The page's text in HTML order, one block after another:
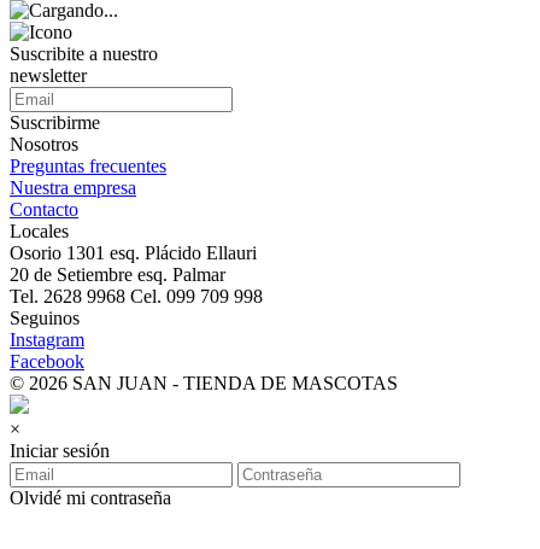
Suscribite a nuestro
newsletter
Suscribirme
Nosotros
Preguntas frecuentes
Nuestra empresa
Contacto
Locales
Osorio 1301 esq. Plácido Ellauri
20 de Setiembre esq. Palmar
Tel. 2628 9968 Cel. 099 709 998
Seguinos
Instagram
Facebook
© 2026 SAN JUAN - TIENDA DE MASCOTAS
×
Iniciar sesión
Olvidé mi contraseña